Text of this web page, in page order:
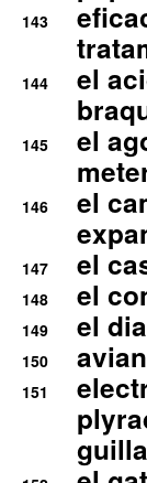
143
144
el
145
el
146
el
147 el
148 el
149 el
150
151